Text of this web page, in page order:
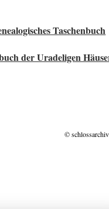
Taschenbuch
der Uradeligen
©